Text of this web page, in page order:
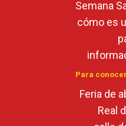
Semana
cómo es
Para
Feria de
Real